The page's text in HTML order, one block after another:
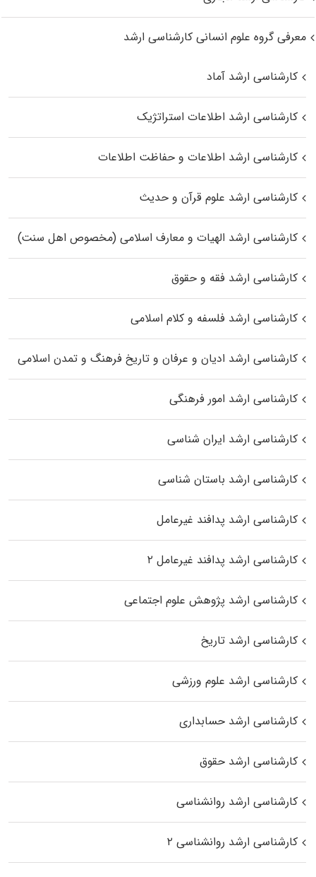
معرفی گروه علوم انسانی کارشناسی ارشد
کارشناسی ارشد آماد
کارشناسی ارشد اطلاعات استراتژیک
کارشناسی ارشد اطلاعات و حفاظت اطلاعات
کارشناسی ارشد علوم قرآن و حدیث
کارشناسی ارشد الهیات و معارف اسلامی (مخصوص اهل سنت)
کارشناسی ارشد فقه و حقوق
کارشناسی ارشد فلسفه و کلام اسلامی
کارشناسی ارشد ادیان و عرفان و تاریخ فرهنگ و تمدن اسلامی
کارشناسی ارشد امور فرهنگی
کارشناسی ارشد ایران شناسی
کارشناسی ارشد باستان شناسی
کارشناسی ارشد پدافند غیرعامل
کارشناسی ارشد پدافند غیرعامل ۲
کارشناسی ارشد پژوهش علوم اجتماعی
کارشناسی ارشد تاریخ
کارشناسی ارشد علوم ورزشی
کارشناسی ارشد حسابداری
کارشناسی ارشد حقوق
کارشناسی ارشد روانشناسی
کارشناسی ارشد روانشناسی ۲